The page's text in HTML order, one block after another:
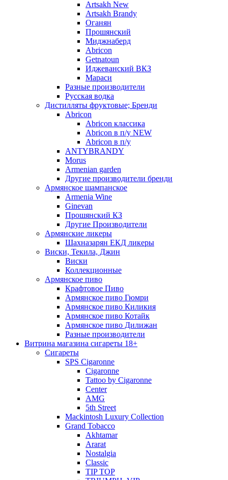
Artsakh New
Artsakh Brandy
Оганян
Прошянский
Миджнаберд
Abricon
Getnatoun
Иджеванский ВКЗ
Мараси
Разные производители
Русская водка
Дистилляты фруктовые; Бренди
Abricon
Abricon классика
Abricon в п/у NEW
Abricon в п/у
ANTYBRANDY
Morus
Armenian garden
Другие производители бренди
Армянское шампанское
Armenia Wine
Ginevan
Прошянский КЗ
Другие Производители
Армянские ликеры
Шахназарян ЕКД ликеры
Виски, Текила, Джин
Виски
Коллекционные
Армянское пиво
Крафтовое Пиво
Армянское пиво Гюмри
Армянское пиво Киликия
Армянское пиво Котайк
Армянское пиво Дилижан
Разные производители
Витрина магазина сигареты 18+
Cигареты
SPS Cigaronne
Сigaronne
Tattoo by Cigaronne
Center
AMG
5th Street
Mackintosh Luxury Collection
Grand Tobacco
Akhtamar
Ararat
Nostalgia
Classic
TIP TOP